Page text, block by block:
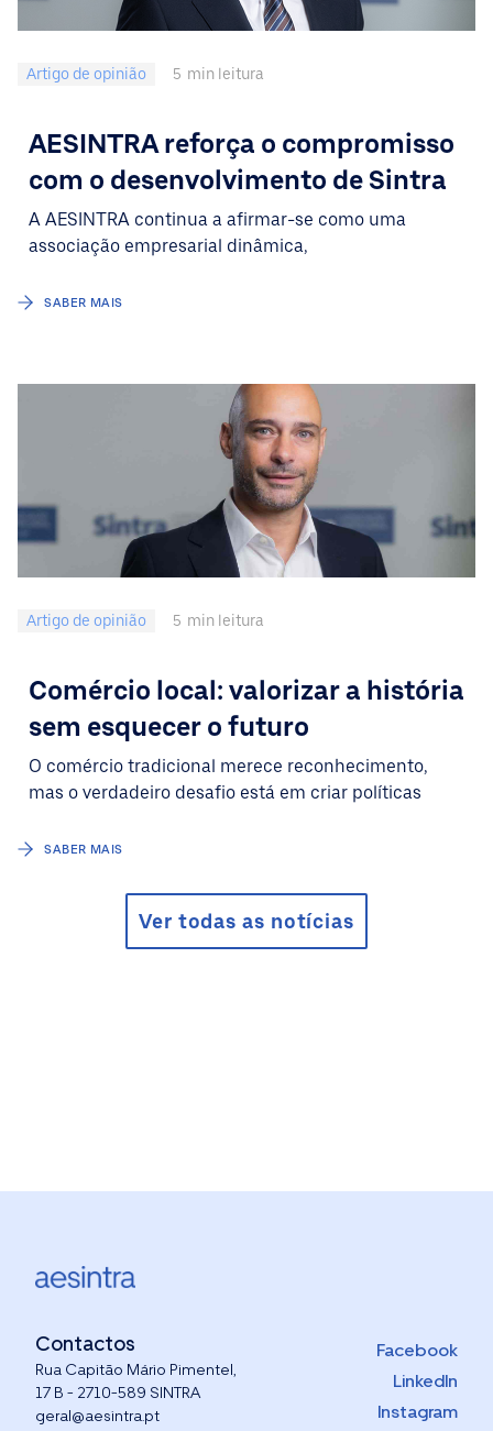
Artigo de opinião 5 min leitura
AESINTRA reforça o compromisso
com o desenvolvimento de Sintra
A AESINTRA continua a afirmar-se como uma
associação empresarial dinâmica,
SABER MAIS
Artigo de opinião 5 min leitura
Comércio local: valorizar a história
sem esquecer o futuro
O comércio tradicional merece reconhecimento,
mas o verdadeiro desafio está em criar políticas
SABER MAIS
Ver todas as notícias
Contactos
Rua Capitão Mário Pimentel,
17 B - 2710-589 SINTRA
geral@aesintra.pt
Facebook
LinkedIn
Instagram